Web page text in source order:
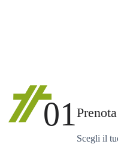
01
Scegli il